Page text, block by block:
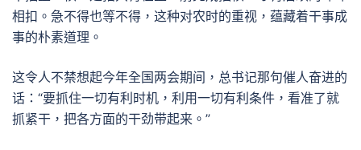
相扣。急不得也等不得，这种对农时的重视，蕴藏着干事成
事的朴素道理。
这令人不禁想起今年全国两会期间，总书记那句催人奋进的
话：“要抓住一切有利时机，利用一切有利条件，看准了就
抓紧干，把各方面的干劲带起来。”